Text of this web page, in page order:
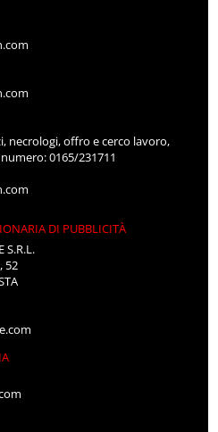
necrologi, offro e cerco lavoro,
0165/231711
DI PUBBLICITÀ
S.R.L.
52